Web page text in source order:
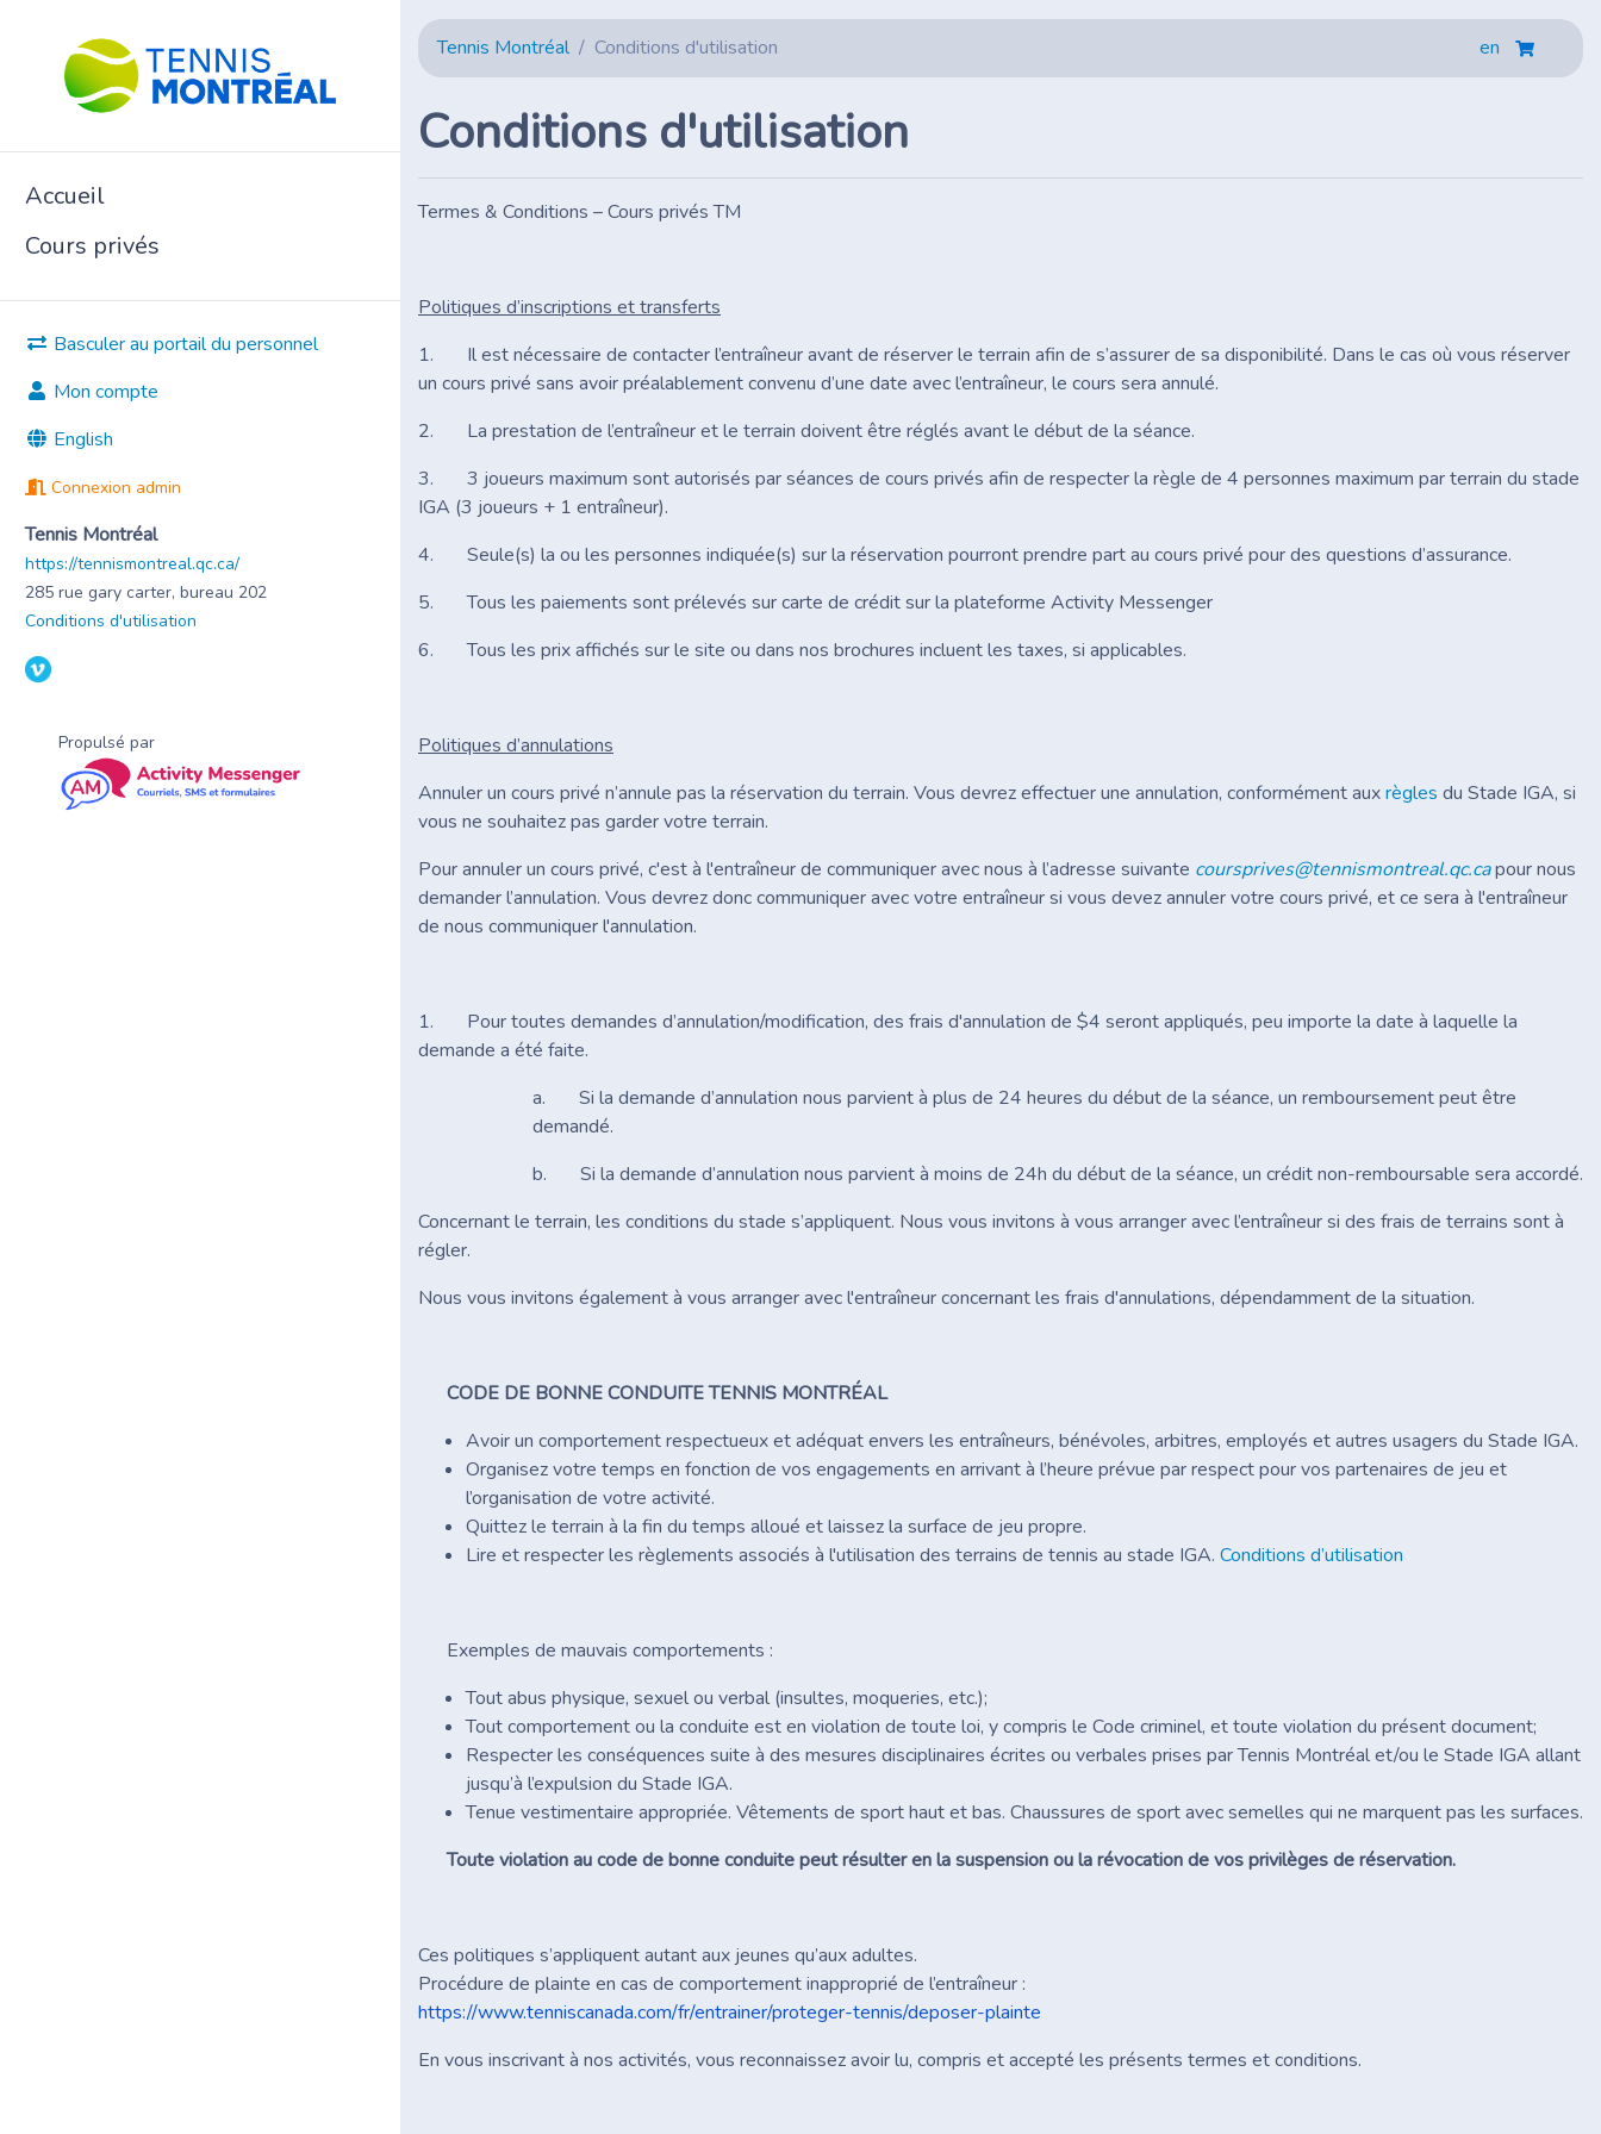
Accueil
Cours privés
Basculer au portail du personnel
Mon compte
English
Connexion admin
Tennis Montréal
https://tennismontreal.qc.ca/
285 rue gary carter, bureau 202
Conditions d'utilisation
Propulsé par
Tennis Montréal Conditions d'utilisation en
Conditions d'utilisation
Termes & Conditions – Cours privés TM
Politiques d’inscriptions et transferts
1. Il est nécessaire de contacter l’entraîneur avant de réserver le terrain afin de s’assurer de sa disponibilité. Dans le cas où vous réserver
un cours privé sans avoir préalablement convenu d’une date avec l’entraîneur, le cours sera annulé.
2. La prestation de l’entraîneur et le terrain doivent être réglés avant le début de la séance.
3. 3 joueurs maximum sont autorisés par séances de cours privés afin de respecter la règle de 4 personnes maximum par terrain du stade
IGA (3 joueurs + 1 entraîneur).
4. Seule(s) la ou les personnes indiquée(s) sur la réservation pourront prendre part au cours privé pour des questions d’assurance.
5. Tous les paiements sont prélevés sur carte de crédit sur la plateforme Activity Messenger
6. Tous les prix affichés sur le site ou dans nos brochures incluent les taxes, si applicables.
Politiques d’annulations
Annuler un cours privé n’annule pas la réservation du terrain. Vous devrez effectuer une annulation, conformément auxrègles du Stade IGA, si
vous ne souhaitez pas garder votre terrain.
Pour annuler un cours privé, c'est à l'entraîneur de communiquer avec nous à l’adresse suivante coursprives@tennismontreal.qc.capour nous
demander l’annulation. Vous devrez donc communiquer avec votre entraîneur si vous devez annuler votre cours privé, et ce sera à l'entraîneur
de nous communiquer l'annulation.
1. Pour toutes demandes d’annulation/modification, des frais d'annulation de $4 seront appliqués, peu importe la date à laquelle la
demande a été faite.
a. Si la demande d’annulation nous parvient à plus de 24 heures du début de la séance, un remboursement peut être
demandé.
b. Si la demande d’annulation nous parvient à moins de 24h du début de la séance, un crédit non-remboursable sera accordé.
Concernant le terrain, les conditions du stade s’appliquent. Nous vous invitons à vous arranger avec l’entraîneur si des frais de terrains sont à
régler.
Nous vous invitons également à vous arranger avec l'entraîneur concernant les frais d'annulations, dépendamment de la situation.
CODE DE BONNE CONDUITE TENNIS MONTRÉAL
Avoir un comportement respectueux et adéquat envers les entraîneurs, bénévoles, arbitres, employés et autres usagers du Stade IGA.
Organisez votre temps en fonction de vos engagements en arrivant à l’heure prévue par respect pour vos partenaires de jeu et
l’organisation de votre activité.
Quittez le terrain à la fin du temps alloué et laissez la surface de jeu propre.
Lire et respecter les règlements associés à l'utilisation des terrains de tennis au stade IGA. Conditions d’utilisation
Exemples de mauvais comportements :
Tout abus physique, sexuel ou verbal (insultes, moqueries, etc.);
Tout comportement ou la conduite est en violation de toute loi, y compris le Code criminel, et toute violation du présent document;
Respecter les conséquences suite à des mesures disciplinaires écrites ou verbales prises par Tennis Montréal et/ou le Stade IGA allant
jusqu’à l’expulsion du Stade IGA.
Tenue vestimentaire appropriée. Vêtements de sport haut et bas. Chaussures de sport avec semelles qui ne marquent pas les surfaces.
Toute violation au code de bonne conduite peut résulter en la suspension ou la révocation de vos privilèges de réservation.
Ces politiques s’appliquent autant aux jeunes qu’aux adultes.
Procédure de plainte en cas de comportement inapproprié de l’entraîneur :
https://www.tenniscanada.com/fr/entrainer/proteger-tennis/deposer-plainte
En vous inscrivant à nos activités, vous reconnaissez avoir lu, compris et accepté les présents termes et conditions.